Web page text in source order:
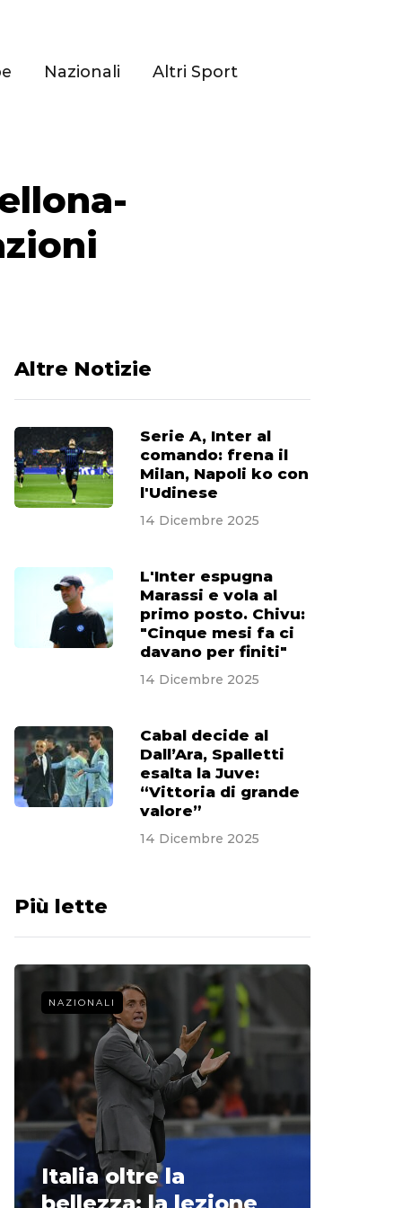
Nazionali Altri Sport
Altre Notizie
Serie A, Inter al
comando: frena il
Milan, Napoli ko con
l'Udinese
14 Dicembre 2025
L'Inter espugna
Marassi e vola al
primo posto. Chivu:
"Cinque mesi fa ci
davano per finiti"
14 Dicembre 2025
Cabal decide al
Dall’Ara, Spalletti
esalta la Juve:
“Vittoria di grande
valore”
14 Dicembre 2025
Più lette
NAZIONALI
Italia oltre la